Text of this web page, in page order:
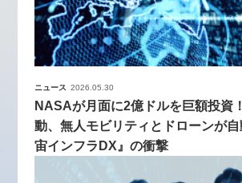
ニュース 2026.05.30
NASAが月面に2億ドルを巨額投資
動、無人モビリティとドローンが
宙インフラDX』の衝撃